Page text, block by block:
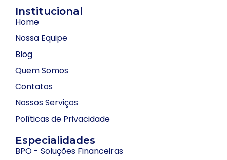
Institucional
Home
Nossa Equipe
Blog
Quem Somos
Contatos
Nossos Serviços
Políticas de Privacidade
Especialidades
BPO - Soluções Financeiras